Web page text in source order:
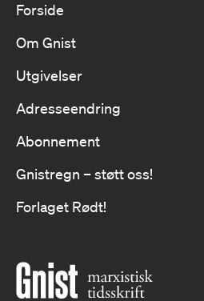
Forside
Om Gnist
Utgivelser
Adresseendring
Abonnement
Gnistregn – støtt oss!
Forlaget Rødt!